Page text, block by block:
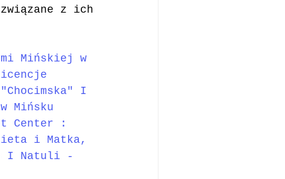
z ich
Mińskiej w
I
Mińsku
Center :
i Matka,
I Natuli -